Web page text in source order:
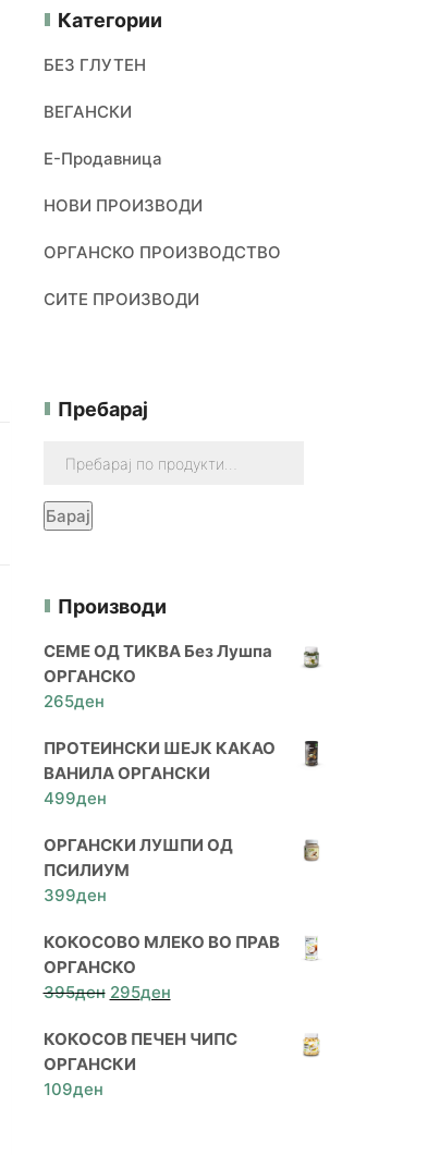
Категории
БЕЗ ГЛУТЕН
ВЕГАНСКИ
Е-Продавница
НОВИ ПРОИЗВОДИ
ОРГАНСКО ПРОИЗВОДСТВО
СИТЕ ПРОИЗВОДИ
Пребарај
Барај
Производи
СЕМЕ ОД ТИКВА Без Лушпа
ОРГАНСКО
265ден
ПРОТЕИНСКИ ШЕЈК КАКАО
ВАНИЛА ОРГАНСКИ
499ден
ОРГАНСКИ ЛУШПИ ОД
ПСИЛИУМ
399ден
КОКОСОВО МЛЕКО ВО ПРАВ
ОРГАНСКО
395ден Original
was:
395ден.
295денCurrent
is:
КОКОСОВ ПЕЧЕН ЧИПС
ОРГАНСКИ
109ден